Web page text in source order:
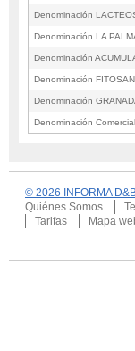
Denominación
Denominación LA
Denominación
Denominación
Denominación
Denominación
© 2026 INFORMA
Quiénes Somos
Tarifas
Mapa